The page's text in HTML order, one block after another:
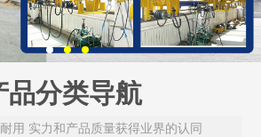
品分类导航
用 实力和产品质量获得业界的认同